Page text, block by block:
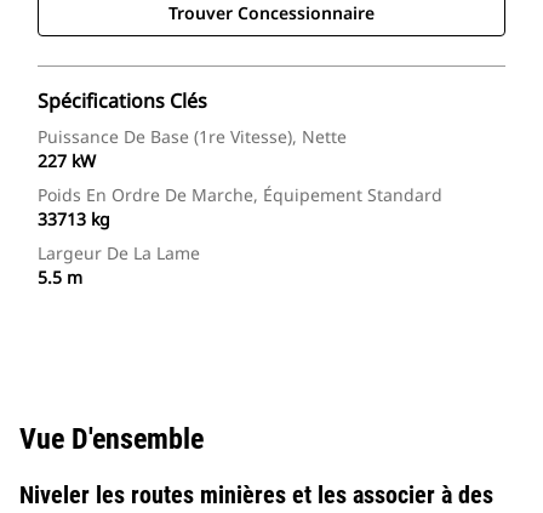
Trouver Concessionnaire
Spécifications Clés
Puissance De Base (1re Vitesse), Nette
227 kW
Poids En Ordre De Marche, Équipement Standard
33713 kg
Largeur De La Lame
5.5 m
Vue D'ensemble
Niveler les routes minières et les associer à des